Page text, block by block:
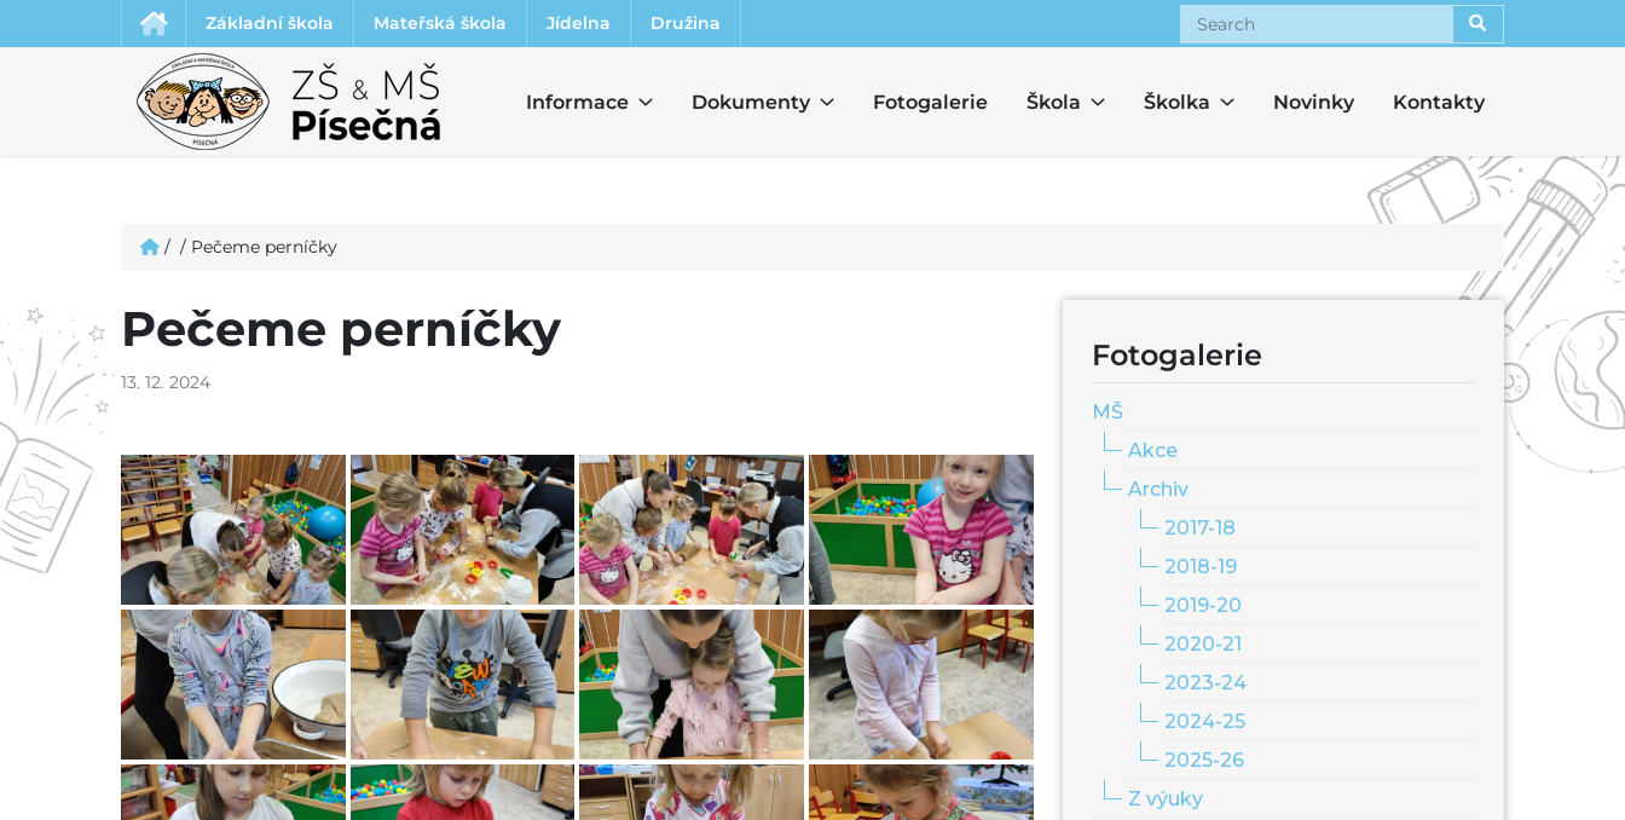
Základní škola Mateřská škola Jídelna
Družina
Search
Informace Dokumenty Fotogalerie Škola Školka Novinky Kontakty
/ / Pečeme perníčky
Pečeme perníčky
13. 12. 2024
Fotogalerie
MŠ
Akce
Archiv
2017-18
2018-19
2019-20
2020-21
2023-24
2024-25
2025-26
Z výuky